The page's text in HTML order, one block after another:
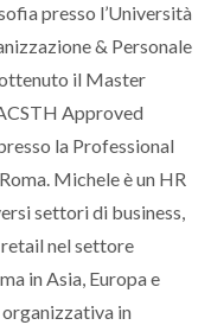
presso l’Università
& Personale
il Master
Approved
la Professional
Michele è un HR
settori di business,
nel settore
in Asia, Europa e
in